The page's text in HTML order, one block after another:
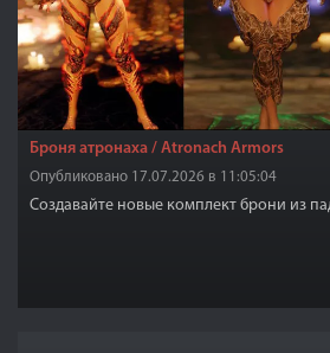
Броня атронаха / Atronach Armors
Опубликовано 17.07.2026 в 11:05:04
Создавайте новые комплект брони из